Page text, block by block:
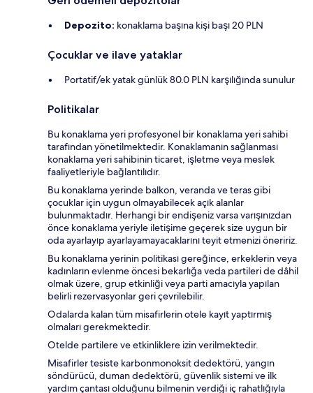
Depozito: konaklama başına kişi başı 20 PLN
Çocuklar ve ilave yataklar
Portatif/ek yatak günlük 80.0 PLN karşılığında sunulur
Politikalar
Bu konaklama yeri profesyonel bir konaklama yeri sahibi
tarafından yönetilmektedir. Konaklamanın sağlanması
konaklama yeri sahibinin ticaret, işletme veya meslek
faaliyetleriyle bağlantılıdır.
Bu konaklama yerinde balkon, veranda ve teras gibi
çocuklar için uygun olmayabilecek açık alanlar
bulunmaktadır. Herhangi bir endişeniz varsa varışınızdan
önce konaklama yeriyle iletişime geçerek size uygun bir
oda ayarlayıp ayarlayamayacaklarını teyit etmenizi öneririz.
Bu konaklama yerinin politikası gereğince, erkeklerin veya
kadınların evlenme öncesi bekarlığa veda partileri de dâhil
olmak üzere, grup etkinliği veya parti amacıyla yapılan
belirli rezervasyonlar geri çevrilebilir.
Odalarda kalan tüm misafirlerin otele kayıt yaptırmış
olmaları gerekmektedir.
Otelde partilere ve etkinliklere izin verilmektedir.
Misafirler tesiste karbonmonoksit dedektörü, yangın
söndürücü, duman dedektörü, güvenlik sistemi ve ilk
yardım çantası olduğunu bilmenin verdiği iç rahatlığıyla